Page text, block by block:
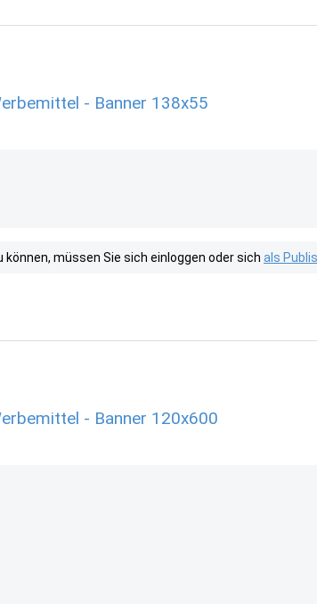
- Banner 138x55
müssen Sie sich einloggen oder sich als
- Banner 120x600